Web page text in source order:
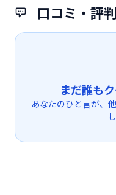
口コミ・評判
まだ誰も
あなたのひと言が、